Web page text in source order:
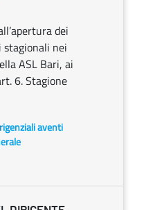
dei
nei
ASL Bari, ai
6. Stagione
aventi